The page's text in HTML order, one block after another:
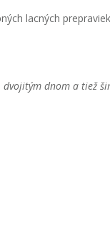
lacných
dvojitým dnom a tiež